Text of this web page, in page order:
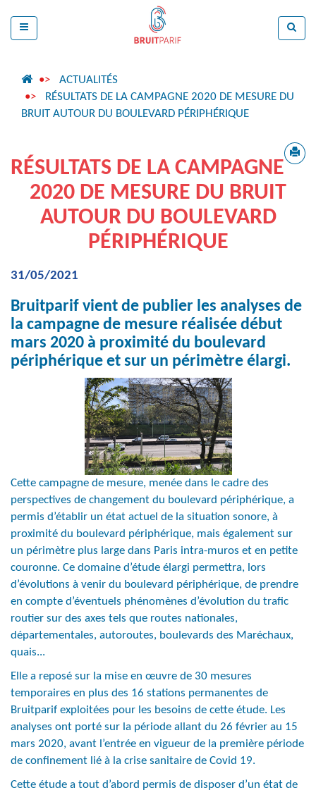
ACTUALITÉS
RÉSULTATS DE LA CAMPAGNE 2020 DE MESURE DU
BRUIT AUTOUR DU BOULEVARD PÉRIPHÉRIQUE
RÉSULTATS DE LA CAMPAGNE
2020 DE MESURE DU BRUIT
AUTOUR DU BOULEVARD
PÉRIPHÉRIQUE
31/05/2021
Bruitparif vient de publier les analyses de
la campagne de mesure réalisée début
mars 2020 à proximité du boulevard
périphérique et sur un périmètre élargi.
Cette campagne de mesure, menée dans le cadre des
perspectives de changement du boulevard périphérique, a
permis d’établir un état actuel de la situation sonore, à
proximité du boulevard périphérique, mais également sur
un périmètre plus large dans Paris intra-muros et en petite
couronne. Ce domaine d’étude élargi permettra, lors
d’évolutions à venir du boulevard périphérique, de prendre
en compte d’éventuels phénomènes d’évolution du trafic
routier sur des axes tels que routes nationales,
départementales, autoroutes, boulevards des Maréchaux,
quais...
Elle a reposé sur la mise en œuvre de 30 mesures
temporaires en plus des 16 stations permanentes de
Bruitparif exploitées pour les besoins de cette étude. Les
analyses ont porté sur la période allant du 26 février au 15
mars 2020, avant l’entrée en vigueur de la première période
de confinement lié à la crise sanitaire de Covid 19.
Cette étude a tout d’abord permis de disposer d’un état de